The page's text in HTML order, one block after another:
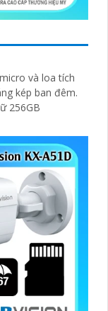
và loa tích
kép ban đêm.
256GB